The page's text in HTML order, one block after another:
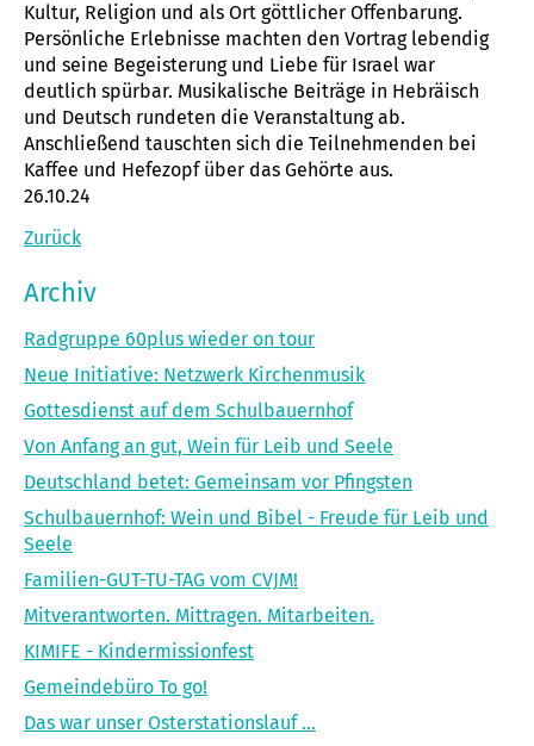
Kultur, Religion und als Ort göttlicher Offenbarung.
Persönliche Erlebnisse machten den Vortrag lebendig
und seine Begeisterung und Liebe für Israel war
deutlich spürbar. Musikalische Beiträge in Hebräisch
und Deutsch rundeten die Veranstaltung ab.
Anschließend tauschten sich die Teilnehmenden bei
Kaffee und Hefezopf über das Gehörte aus.
26.10.24
Zurück
Archiv
Radgruppe 60plus wieder on tour
Neue Initiative: Netzwerk Kirchenmusik
Gottesdienst auf dem Schulbauernhof
Von Anfang an gut, Wein für Leib und Seele
Deutschland betet: Gemeinsam vor Pfingsten
Schulbauernhof: Wein und Bibel - Freude für Leib und
Seele
Familien-GUT-TU-TAG vom CVJM!
Mitverantworten. Mittragen. Mitarbeiten.
KIMIFE - Kindermissionfest
Gemeindebüro To go!
Das war unser Osterstationslauf …